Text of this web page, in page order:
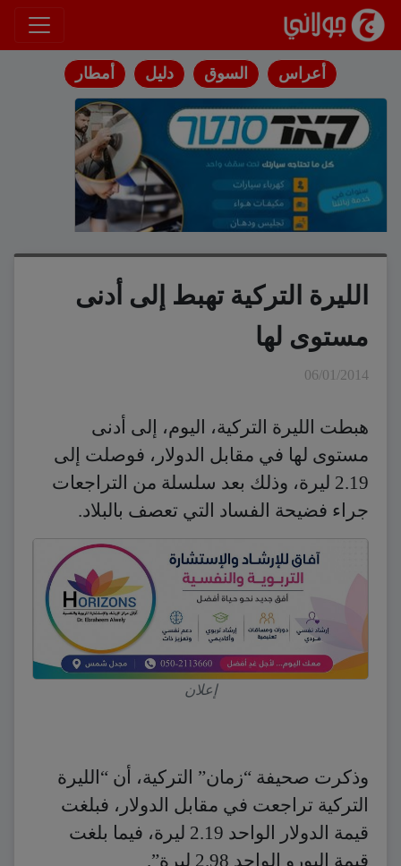
انتقل إلى المحتوى
أعراس السوق دليل أمطار
الليرة التركية تهبط إلى أدنى
مستوى لها
06/01/2014
هبطت الليرة التركية، اليوم، إلى أدنى
مستوى لها في مقابل الدولار، فوصلت إلى
2.19 ليرة، وذلك بعد سلسلة من التراجعات
جراء فضيحة الفساد التي تعصف بالبلاد.
إعلان
وذكرت صحيفة “زمان” التركية، أن “الليرة
التركية تراجعت في مقابل الدولار، فبلغت
قيمة الدولار الواحد 2.19 ليرة، فيما بلغت
قيمة اليورو الواحد 2.98 ليرة”.